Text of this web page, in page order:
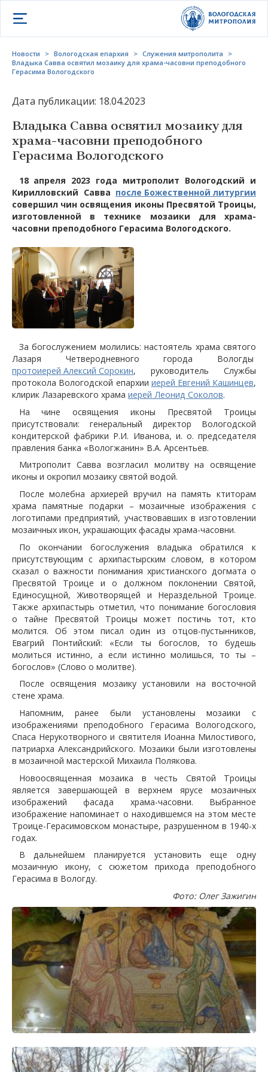
Открыть меню
Новости > Вологодская епархия > Служения митрополита
>
Владыка Савва освятил мозаику для храма-часовни преподобного
Герасима Вологодского
Дата публикации: 18.04.2023
Владыка Савва освятил мозаику для
храма-часовни преподобного
Герасима Вологодского
18 апреля 2023 года митрополит Вологодский и
Кирилловский Савва после Божественной литургии
совершил чин освящения иконы Пресвятой Троицы,
изготовленной в технике мозаики для храма-
часовни преподобного Герасима Вологодского.
За богослужением молились: настоятель храма святого
Лазаря Четверодневного города Вологды
протоиерей Алексий Сорокин, руководитель Службы
протокола Вологодской епархии иерей Евгений Кашинцев,
клирик Лазаревского храма иерей Леонид Соколов.
На чине освящения иконы
Пресвятой Троицы
присутствовали: генеральный директор Вологодской
кондитерской фабрики Р.И. Иванова, и. о. председателя
правления банка «Вологжанин» В.А. Арсентьев.
Митрополит Савва возгласил молитву на освящение
иконы и окропил мозаику святой водой.
После молебна архиерей вручил на память ктиторам
храма памятные подарки – мозаичные изображения с
логотипами предприятий, участвовавших в изготовлении
мозаичных икон, украшающих фасады храма-часовни.
По окончании богослужения владыка обратился к
присутствующим с архипастырским словом, в котором
сказал о важности понимания христианского догмата о
Пресвятой Троице и о должном поклонении Святой,
Единосущной, Животворящей и Нераздельной Троице.
Также архипастырь отметил, что понимание богословия
о тайне Пресвятой Троицы может постичь тот, кто
молится. Об этом писал один из отцов-пустынников,
Евагрий Понтийский: «Если ты богослов, то будешь
молиться истинно, а если истинно молишься, то ты –
богослов» (Слово о молитве).
После освящения мозаику установили на восточной
стене храма.
Напомним, ранее были установлены мозаики с
изображениями преподобного Герасима Вологодского,
Спаса Нерукотворного и святителя Иоанна Милостивого,
патриарха Александрийского. Мозаики были изготовлены
в мозаичной мастерской Михаила Полякова.
Новоосвященная мозаика в честь Святой Троицы
является завершающей в верхнем ярусе мозаичных
изображений фасада храма-часовни. Выбранное
изображение напоминает о находившемся на этом месте
Троице-Герасимовском монастыре, разрушенном в 1940-х
годах.
В дальнейшем планируется установить еще одну
мозаичную икону, с сюжетом прихода преподобного
Герасима в Вологду.
Фото: Олег Зажигин